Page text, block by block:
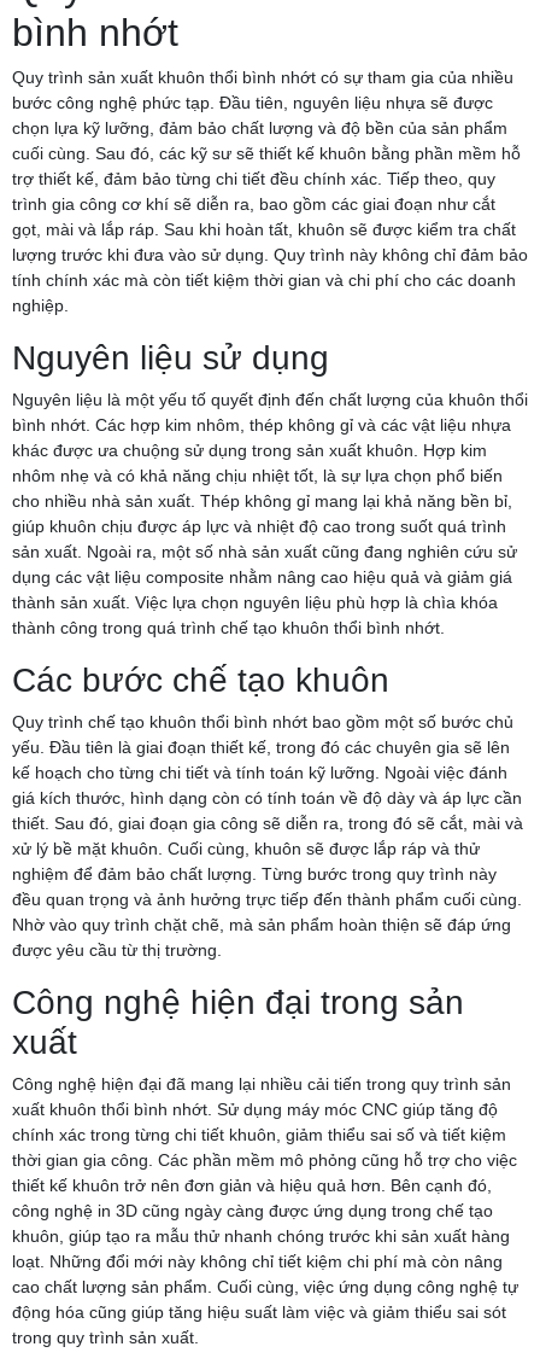
bình nhớt
Quy trình sản xuất khuôn thổi bình nhớt có sự tham gia của nhiều
bước công nghệ phức tạp. Đầu tiên, nguyên liệu nhựa sẽ được
chọn lựa kỹ lưỡng, đảm bảo chất lượng và độ bền của sản phẩm
cuối cùng. Sau đó, các kỹ sư sẽ thiết kế khuôn bằng phần mềm hỗ
trợ thiết kế, đảm bảo từng chi tiết đều chính xác. Tiếp theo, quy
trình gia công cơ khí sẽ diễn ra, bao gồm các giai đoạn như cắt
gọt, mài và lắp ráp. Sau khi hoàn tất, khuôn sẽ được kiểm tra chất
lượng trước khi đưa vào sử dụng. Quy trình này không chỉ đảm bảo
tính chính xác mà còn tiết kiệm thời gian và chi phí cho các doanh
nghiệp.
Nguyên liệu sử dụng
Nguyên liệu là một yếu tố quyết định đến chất lượng của khuôn thổi
bình nhớt. Các hợp kim nhôm, thép không gỉ và các vật liệu nhựa
khác được ưa chuộng sử dụng trong sản xuất khuôn. Hợp kim
nhôm nhẹ và có khả năng chịu nhiệt tốt, là sự lựa chọn phổ biến
cho nhiều nhà sản xuất. Thép không gỉ mang lại khả năng bền bỉ,
giúp khuôn chịu được áp lực và nhiệt độ cao trong suốt quá trình
sản xuất. Ngoài ra, một số nhà sản xuất cũng đang nghiên cứu sử
dụng các vật liệu composite nhằm nâng cao hiệu quả và giảm giá
thành sản xuất. Việc lựa chọn nguyên liệu phù hợp là chìa khóa
thành công trong quá trình chế tạo khuôn thổi bình nhớt.
Các bước chế tạo khuôn
Quy trình chế tạo khuôn thổi bình nhớt bao gồm một số bước chủ
yếu. Đầu tiên là giai đoạn thiết kế, trong đó các chuyên gia sẽ lên
kế hoạch cho từng chi tiết và tính toán kỹ lưỡng. Ngoài việc đánh
giá kích thước, hình dạng còn có tính toán về độ dày và áp lực cần
thiết. Sau đó, giai đoạn gia công sẽ diễn ra, trong đó sẽ cắt, mài và
xử lý bề mặt khuôn. Cuối cùng, khuôn sẽ được lắp ráp và thử
nghiệm để đảm bảo chất lượng. Từng bước trong quy trình này
đều quan trọng và ảnh hưởng trực tiếp đến thành phẩm cuối cùng.
Nhờ vào quy trình chặt chẽ, mà sản phẩm hoàn thiện sẽ đáp ứng
được yêu cầu từ thị trường.
Công nghệ hiện đại trong sản
xuất
Công nghệ hiện đại đã mang lại nhiều cải tiến trong quy trình sản
xuất khuôn thổi bình nhớt. Sử dụng máy móc CNC giúp tăng độ
chính xác trong từng chi tiết khuôn, giảm thiểu sai số và tiết kiệm
thời gian gia công. Các phần mềm mô phỏng cũng hỗ trợ cho việc
thiết kế khuôn trở nên đơn giản và hiệu quả hơn. Bên cạnh đó,
công nghệ in 3D cũng ngày càng được ứng dụng trong chế tạo
khuôn, giúp tạo ra mẫu thử nhanh chóng trước khi sản xuất hàng
loạt. Những đổi mới này không chỉ tiết kiệm chi phí mà còn nâng
cao chất lượng sản phẩm. Cuối cùng, việc ứng dụng công nghệ tự
động hóa cũng giúp tăng hiệu suất làm việc và giảm thiểu sai sót
trong quy trình sản xuất.